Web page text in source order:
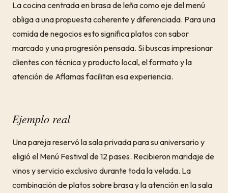
La cocina centrada en brasa de leña como eje del menú
obliga a una propuesta coherente y diferenciada. Para una
comida de negocios esto significa platos con sabor
marcado y una progresión pensada. Si buscas impresionar
clientes con técnica y producto local, el formato y la
atención de Aflamas facilitan esa experiencia.
Ejemplo real
Una pareja reservó la sala privada para su aniversario y
eligió el Menú Festival de 12 pases. Recibieron maridaje de
vinos y servicio exclusivo durante toda la velada. La
combinación de platos sobre brasa y la atención en la sala